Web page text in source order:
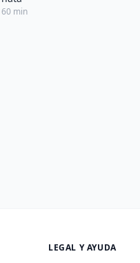
60 min
LEGAL Y AYUDA